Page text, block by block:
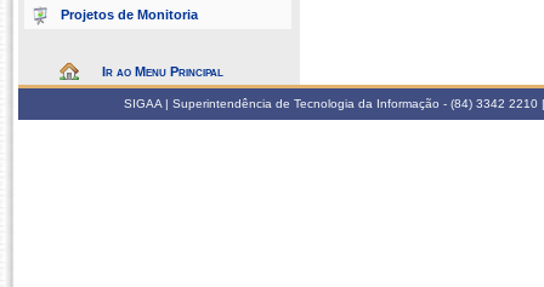
Projetos de Monitoria
Ir ao Menu Principal
SIGAA | Superintendência de Tecnologia da Informação - (84) 3342